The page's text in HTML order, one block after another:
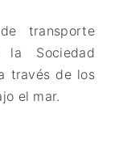
transporte
la Sociedad
través de los
el mar.